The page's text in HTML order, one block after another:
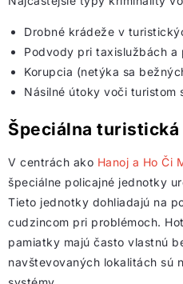
Drobné krádeže v
Podvody pri taxislužbách a
Korupcia (netýka sa
Násilné útoky voči turistom
Špeciálna
V centrách ako Hanoj a Ho Či
špeciálne policajné jednotky
Tieto jednotky dohliadajú na
cudzincom pri problémoch.
pamiatky majú často vlastnú
navštevovaných lokalitách sú